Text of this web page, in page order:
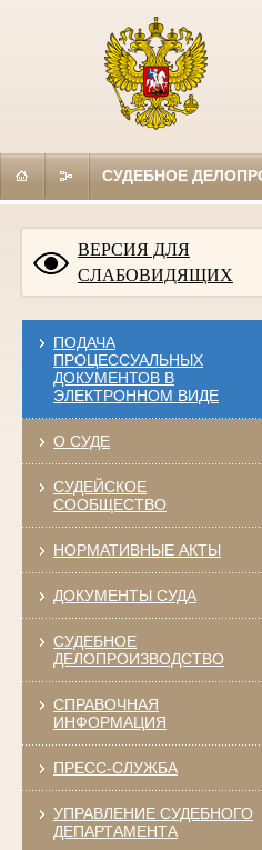
СУДЕБНОЕ
ВЕРСИЯ ДЛЯ
СЛАБОВИДЯЩИХ
ПОДАЧА
ПРОЦЕССУАЛЬНЫХ
ДОКУМЕНТОВ В
ЭЛЕКТРОННОМ ВИДЕ
О СУДЕ
СУДЕЙСКОЕ
СООБЩЕСТВО
НОРМАТИВНЫЕ АКТЫ
ДОКУМЕНТЫ СУДА
СУДЕБНОЕ
ДЕЛОПРОИЗВОДСТВО
СПРАВОЧНАЯ
ИНФОРМАЦИЯ
ПРЕСС-СЛУЖБА
УПРАВЛЕНИЕ СУДЕБНОГО
ДЕПАРТАМЕНТА